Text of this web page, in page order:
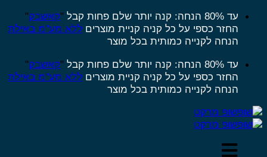
עד 80% הנחה: קנה יותר שלם פחות קבל"קאשבק"
החזר כספי על כל קניה קניית מוצרים ללא מע"מ באילת
הנחה לקנייה כמותית בכל מוצר
עד 80% הנחה: קנה יותר שלם פחות
קבל"קאשבק"
החזר כספי על כל קניה קניית מוצרים ללא מע"מ באילת
הנחה לקנייה כמותית בכל מוצר